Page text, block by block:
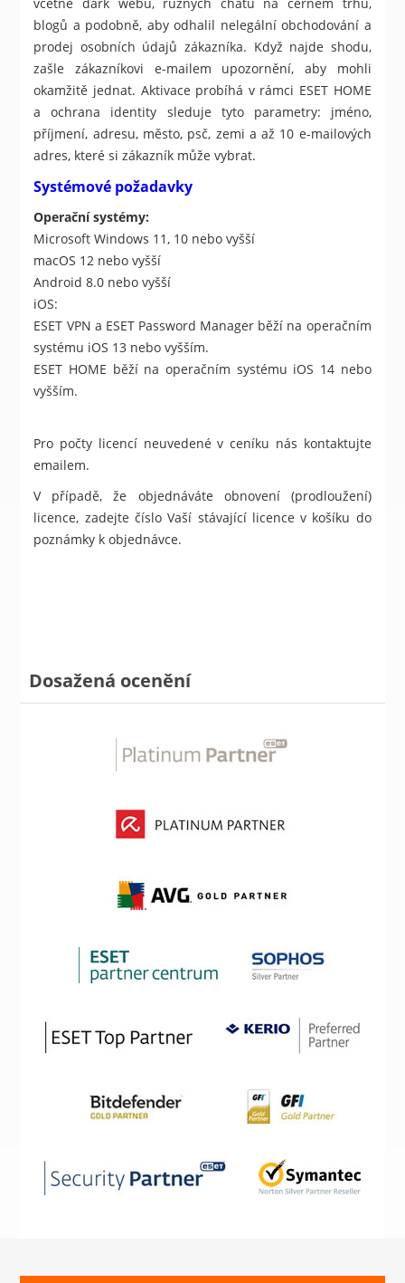
blogů a podobně, aby odhalil nelegální obchodování a
prodej osobních údajů zákazníka. Když najde shodu,
zašle zákazníkovi e-mailem upozornění, aby mohli
okamžitě jednat. Aktivace probíhá v rámci ESET HOME
a ochrana identity sleduje tyto parametry: jméno,
příjmení, adresu, město, psč, zemi a až 10 e-mailových
adres, které si zákazník může vybrat.
Systémové požadavky
Operační systémy:
Microsoft Windows 11, 10 nebo vyšší
macOS 12 nebo vyšší
Android 8.0 nebo vyšší
iOS:
ESET VPN a ESET Password Manager běží na operačním
systému iOS 13 nebo vyšším.
ESET HOME běží na operačním systému iOS 14 nebo
vyšším.
Pro počty licencí neuvedené v ceníku nás kontaktujte
emailem.
V případě, že objednáváte obnovení (prodloužení)
licence, zadejte číslo Vaší stávající licence v košíku do
poznámky k objednávce.
Dosažená ocenění